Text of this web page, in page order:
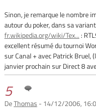
Sinon, je remarque le nombre
autour du poker, dans sa
fr.wikipedia.org/wiki/Tex... :
excellent résumé du tournoi
sur Canal + avec Patrick Bruel,
janvier prochain sur Direct 8
5
DeThomas - 14/12/2006,